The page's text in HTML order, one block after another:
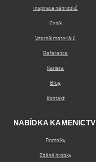
Inspirace náhrobků
Ceník
Vzorník materiálů
Reference
Kariéra
Blog
Kontakt
NABÍDKA KAMENICTVÍ
Pomníky
Zděné hrobky